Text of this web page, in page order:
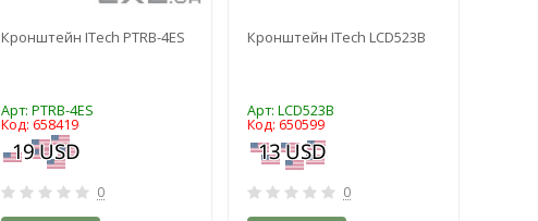
Кронштейн ITech PTRB-4ES
Арт: PTRB-4ES
Код: 658419
0
Кронштейн ITech LCD523B
Арт: LCD523B
Код: 650599
0